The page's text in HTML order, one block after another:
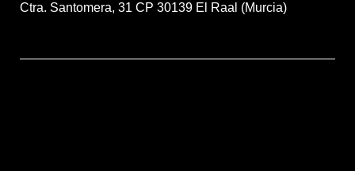
Ctra. Santomera, 31 CP 30139 El Raal (Murcia)